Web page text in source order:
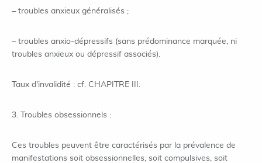
– troubles anxieux généralisés ;
– troubles anxio-dépressifs (sans prédominance marquée, ni
troubles anxieux ou dépressif associés).
Taux d'invalidité : cf. CHAPITRE III.
3. Troubles obsessionnels :
Ces troubles peuvent être caractérisés par la prévalence de
manifestations soit obsessionnelles, soit compulsives, soit